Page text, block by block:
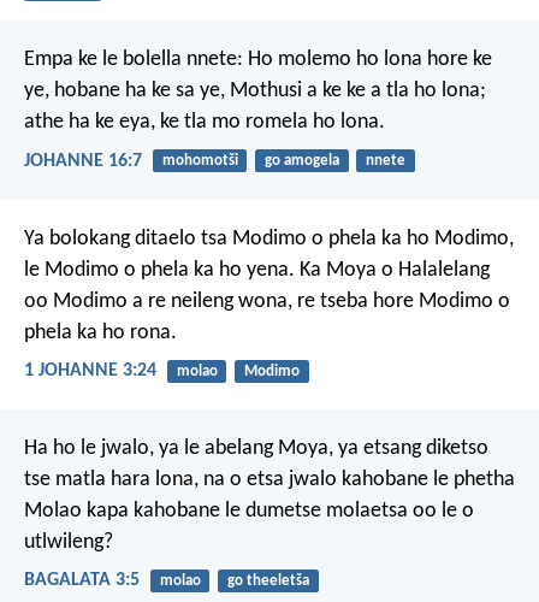
Empa ke le bolella nnete: Ho molemo ho lona hore ke
ye, hobane ha ke sa ye, Mothusi a ke ke a tla ho lona;
athe ha ke eya, ke tla mo romela ho lona.
JOHANNE 16:7 mohomotši go amogela nnete
Ya bolokang ditaelo tsa Modimo o phela ka ho Modimo,
le Modimo o phela ka ho yena. Ka Moya o Halalelang
oo Modimo a re neileng wona, re tseba hore Modimo o
phela ka ho rona.
1 JOHANNE 3:24 molao Modimo
Ha ho le jwalo, ya le abelang Moya, ya etsang diketso
tse matla hara lona, na o etsa jwalo kahobane le phetha
Molao kapa kahobane le dumetse molaetsa oo le o
utlwileng?
BAGALATA 3:5 molao go theeletša